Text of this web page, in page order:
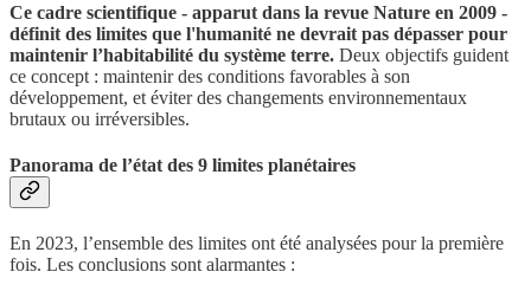
Ce cadre scientifique - apparut dans la revue Nature en 2009 -
définit des limites que l'humanité ne devrait pas dépasser pour
maintenir l’habitabilité du système terre. Deux objectifs guident
ce concept : maintenir des conditions favorables à son
développement, et éviter des changements environnementaux
brutaux ou irréversibles.
Panorama de l’état des 9 limites planétaires
En 2023, l’ensemble des limites ont été analysées pour la première
fois. Les conclusions sont alarmantes :